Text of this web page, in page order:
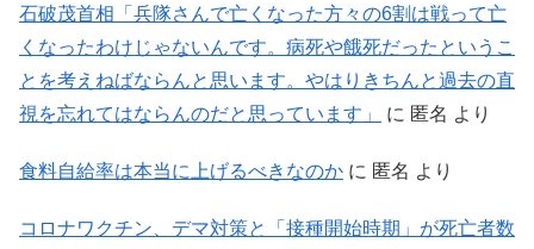
石破茂首相「兵隊さんで亡くなった方々の6割は戦って亡
くなったわけじゃないんです。病死や餓死だったというこ
とを考えねばならんと思います。やはりきちんと過去の直
視を忘れてはならんのだと思っています」
に 匿名 より
食料自給率は本当に上げるべきなのか に 匿名 より
コロナワクチン、デマ対策と「接種開始時期」が死亡者数